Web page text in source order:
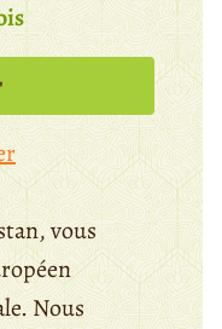
vous
Nous